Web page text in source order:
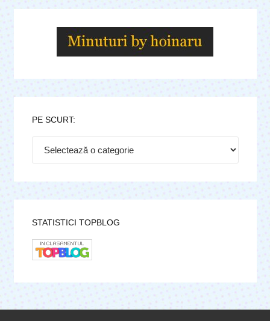
PE SCURT:
STATISTICI TOPBLOG